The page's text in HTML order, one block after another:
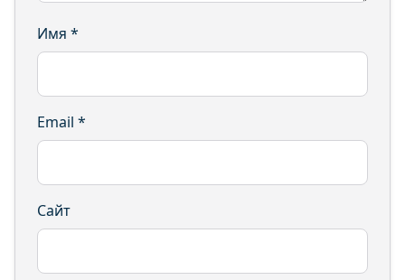
Имя *
Email *
Сайт